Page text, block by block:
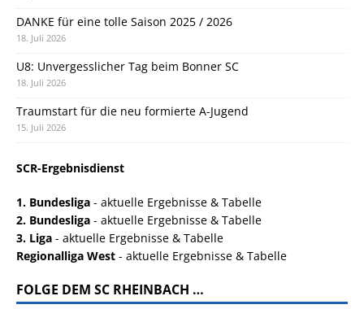
DANKE für eine tolle Saison 2025 / 2026
18. Juli 2026
U8: Unvergesslicher Tag beim Bonner SC
18. Juli 2026
Traumstart für die neu formierte A-Jugend
15. Juli 2026
SCR-Ergebnisdienst
1. Bundesliga - aktuelle Ergebnisse & Tabelle
2. Bundesliga - aktuelle Ergebnisse & Tabelle
3. Liga - aktuelle Ergebnisse & Tabelle
Regionalliga West - aktuelle Ergebnisse & Tabelle
FOLGE DEM SC RHEINBACH …